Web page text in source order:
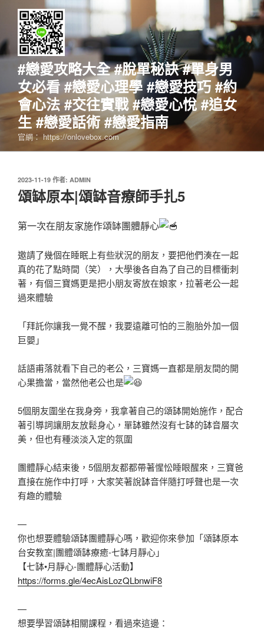
要
#戀愛攻略大全 #脫單秘訣 #單身男
女必看 #戀愛心理學 #戀愛技巧 #約
會心法 #交往實戰 #戀愛心悅 #追女
生 #戀愛話術 #戀愛指南
官網： https://onlovebox.com
發
佈
於
2023-11-19 作者: ADMIN
頌缽原本|頌缽音療師手扎5
第一次在朋友家施作頌缽團體靜心
邀請了幾個在睡眠上有些狀況的朋友，要把他們湊在一起
真的花了點時間（笑），大學後各自為了自己的目標衝刺
著，有個三寶媽更是把小朋友寄放在娘家，拉著老公一起
過來體驗
「拜託你讓我一覺不醒，我要遠離可怕的三胞胎外加一個
巨嬰」
話語甫落就看下自己的老公，三寶媽一直都是朋友間的開
心果擔當，當然他老公也是
5個朋友圍坐在我身旁，我拿著自己的頌缽開始施作，配合
著引導詞讓朋友放鬆身心，單缽雖然沒有七缽的缽音層次
美，但也有種淡淡入定的氛圍
團體靜心結束後，5個朋友都都帶著惺忪睡眼醒來，三寶爸
直接在施作中打呼，大家笑著說缽音伴隨打呼聲也是一次
有趣的體驗
—
你也想要體驗頌缽團體靜心嗎，歡迎你來參加「頌缽原本
台安教室|團體頌缽療癒-七缽月靜心」
【七缽•月靜心-團體靜心活動】
https://forms.gle/4ecAisLozQLbnwiF8
—
想要學習頌缽相關課程，看過來這邊：